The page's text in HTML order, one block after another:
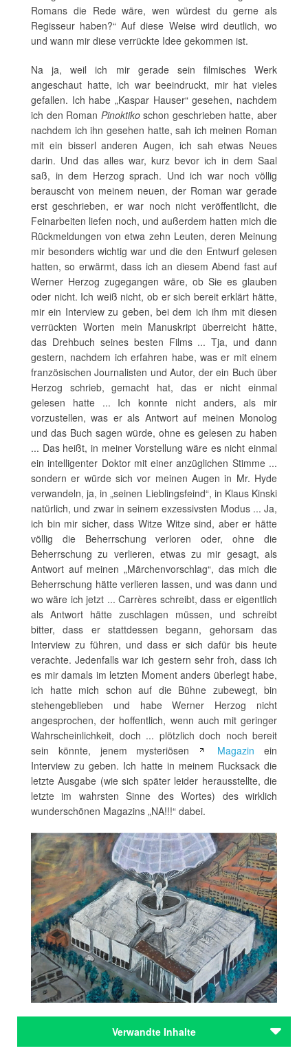
Romans die Rede wäre, wen würdest du gerne als
Regisseur haben?“ Auf diese Weise wird deutlich, wo
und wann mir diese verrückte Idee gekommen ist.
Na ja, weil ich mir gerade sein filmisches Werk
angeschaut hatte, ich war beeindruckt, mir hat vieles
gefallen. Ich habe „Kaspar Hauser“ gesehen, nachdem
ich den Roman Pinoktikoschon geschrieben hatte, aber
nachdem ich ihn gesehen hatte, sah ich meinen Roman
mit ein bisserl anderen Augen, ich sah etwas Neues
darin. Und das alles war, kurz bevor ich in dem Saal
saß, in dem Herzog sprach. Und ich war noch völlig
berauscht von meinem neuen, der Roman war gerade
erst geschrieben, er war noch nicht veröffentlicht, die
Feinarbeiten liefen noch, und außerdem hatten mich die
Rückmeldungen von etwa zehn Leuten, deren Meinung
mir besonders wichtig war und die den Entwurf gelesen
hatten, so erwärmt, dass ich an diesem Abend fast auf
Werner Herzog zugegangen wäre, ob Sie es glauben
oder nicht. Ich weiß nicht, ob er sich bereit erklärt hätte,
mir ein Interview zu geben, bei dem ich ihm mit diesen
verrückten Worten mein Manuskript überreicht hätte,
das Drehbuch seines besten Films ... Tja, und dann
gestern, nachdem ich erfahren habe, was er mit einem
französischen Journalisten und Autor, der ein Buch über
Herzog schrieb, gemacht hat, das er nicht einmal
gelesen hatte ... Ich konnte nicht anders, als mir
vorzustellen, was er als Antwort auf meinen Monolog
und das Buch sagen würde, ohne es gelesen zu haben
... Das heißt, in meiner Vorstellung wäre es nicht einmal
ein intelligenter Doktor mit einer anzüglichen Stimme ...
sondern er würde sich vor meinen Augen in Mr. Hyde
verwandeln, ja, in „seinen Lieblingsfeind“, in Klaus Kinski
natürlich, und zwar in seinem exzessivsten Modus ... Ja,
ich bin mir sicher, dass Witze Witze sind, aber er hätte
völlig die Beherrschung verloren oder, ohne die
Beherrschung zu verlieren, etwas zu mir gesagt, als
Antwort auf meinen „Märchenvorschlag“, das mich die
Beherrschung hätte verlieren lassen, und was dann und
wo wäre ich jetzt ... Carrères schreibt, dass er eigentlich
als Antwort hätte zuschlagen müssen, und schreibt
bitter, dass er stattdessen begann, gehorsam das
Interview zu führen, und dass er sich dafür bis heute
verachte. Jedenfalls war ich gestern sehr froh, dass ich
es mir damals im letzten Moment anders überlegt habe,
ich hatte mich schon auf die Bühne zubewegt, bin
stehengeblieben und habe Werner Herzog nicht
angesprochen, der hoffentlich, wenn auch mit geringer
Wahrscheinlichkeit, doch ... plötzlich doch noch bereit
sein könnte, jenem mysteriösen
Magazin ein
Interview zu geben. Ich hatte in meinem Rucksack die
letzte Ausgabe (wie sich später leider herausstellte, die
letzte im wahrsten Sinne des Wortes) des wirklich
wunderschönen Magazins „NA!!!“ dabei.
Verwandte Inhalte